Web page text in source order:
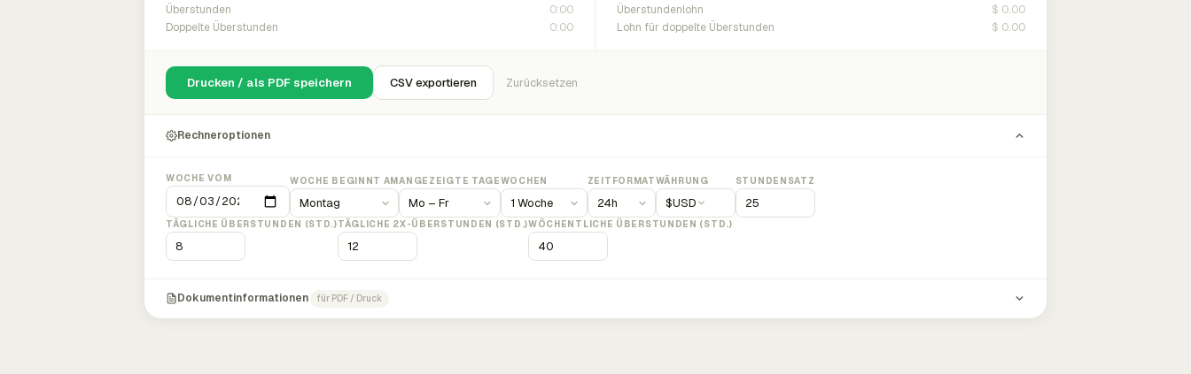
Überstunden 0:00
Doppelte Überstunden 0:00
Überstundenlohn $ 0.00
Lohn für doppelte Überstunden $ 0.00
Drucken / als PDF speichern CSV exportieren Zurücksetzen
Rechneroptionen
WOCHE VOM WOCHE BEGINNT AMANGEZEIGTE TAGEWOCHEN ZEITFORMATWÄHRUNG
$USD
STUNDENSATZ
TÄGLICHE ÜBERSTUNDEN (STD.)TÄGLICHE 2X-ÜBERSTUNDEN (STD.)WÖCHENTLICHE ÜBERSTUNDEN (STD.)
Dokumentinformationen für PDF / Druck